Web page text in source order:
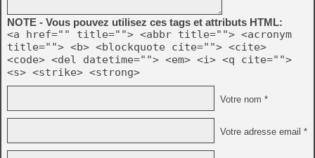
NOTE - Vous pouvez utilisez ces tags et attributs HTML:
<a href="" title=""> <abbr title=""> <acronym
title=""> <b> <blockquote cite=""> <cite>
<code> <del datetime=""> <em> <i> <q cite="">
<s> <strike> <strong>
Votre nom *
Votre adresse email *